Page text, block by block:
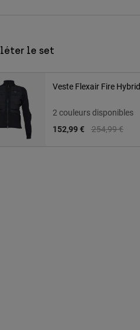
le set
Veste Flexair Fire
2 couleurs disponibles
Price reduced
254,99 €to
152,99 €